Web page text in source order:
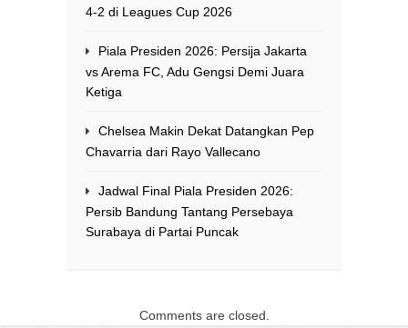
4-2 di Leagues Cup 2026
Piala Presiden 2026: Persija Jakarta
vs Arema FC, Adu Gengsi Demi Juara
Ketiga
Chelsea Makin Dekat Datangkan Pep
Chavarria dari Rayo Vallecano
Jadwal Final Piala Presiden 2026:
Persib Bandung Tantang Persebaya
Surabaya di Partai Puncak
Comments are closed.